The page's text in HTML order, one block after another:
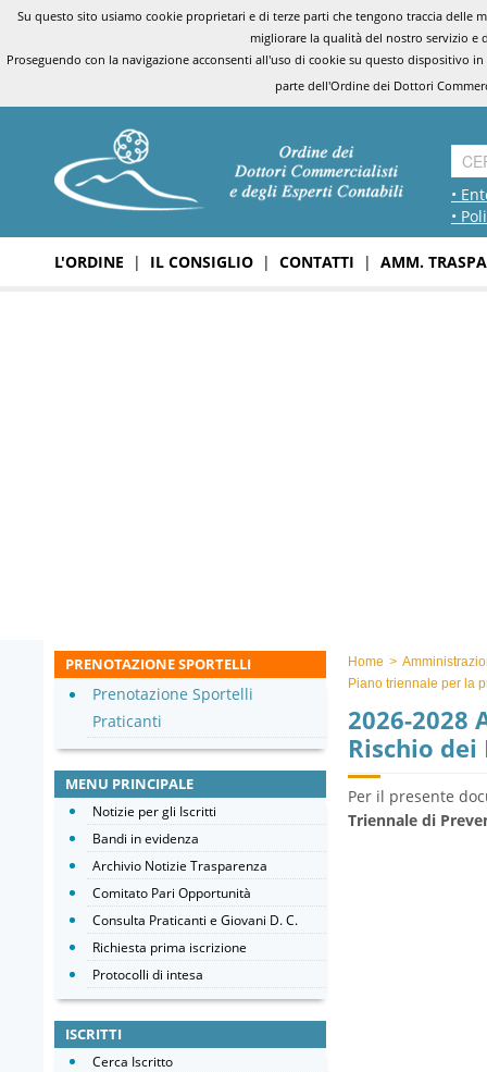
Su questo sito usiamo cookie proprietari e di terze parti che tengono traccia
migliorare la qualità del nostro servizio e
Proseguendo con la navigazione acconsenti all'uso di cookie su questo dispositivo
parte dell'Ordine dei Dottori
•
•
L'ORDINE | IL CONSIGLIO | CONTATTI | AMM.
Home >
Piano triennale per la
2026-2028
Rischio
Per il presente
Triennale di
PRENOTAZIONE SPORTELLI
Prenotazione Sportelli
Praticanti
MENU PRINCIPALE
Notizie per gli Iscritti
Bandi in evidenza
Archivio Notizie Trasparenza
Comitato Pari Opportunità
Consulta Praticanti e Giovani D. C.
Richiesta prima iscrizione
Protocolli di intesa
ISCRITTI
Cerca Iscritto